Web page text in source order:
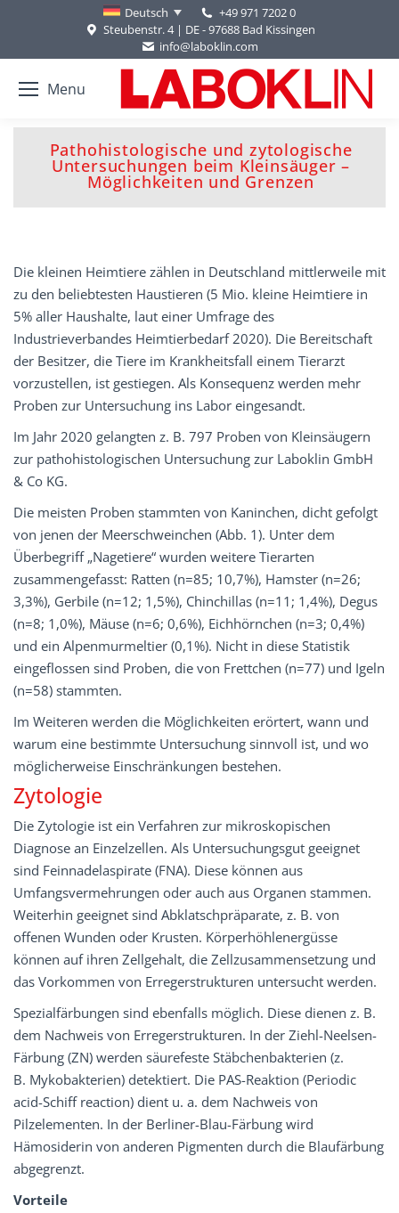
Deutsch
+49 971 7202 0
Steubenstr. 4 | DE - 97688 Bad Kissingen
info@laboklin.com
Menu
Pathohistologische und zytologische
Untersuchungen beim Kleinsäuger –
Möglichkeiten und Grenzen
Sie befinden sich hier:
Die kleinen Heimtiere zählen in Deutschland mittlerweile mit
zu den beliebtesten Haustieren (5 Mio. kleine Heimtiere in
5% aller Haushalte, laut einer Umfrage des
Industrieverbandes Heimtierbedarf 2020). Die Bereitschaft
der Besitzer, die Tiere im Krankheitsfall einem Tierarzt
vorzustellen, ist gestiegen. Als Konsequenz werden mehr
Proben zur Untersuchung ins Labor eingesandt.
Im Jahr 2020 gelangten z. B. 797 Proben von Kleinsäugern
zur pathohistologischen Untersuchung zur Laboklin GmbH
& Co KG.
Die meisten Proben stammten von Kaninchen, dicht gefolgt
von jenen der Meerschweinchen (Abb. 1). Unter dem
Überbegriff „Nagetiere“ wurden weitere Tierarten
zusammengefasst: Ratten (n=85; 10,7%), Hamster (n=26;
3,3%), Gerbile (n=12; 1,5%), Chinchillas (n=11; 1,4%), Degus
(n=8; 1,0%), Mäuse (n=6; 0,6%), Eichhörnchen (n=3; 0,4%)
und ein Alpenmurmeltier (0,1%). Nicht in diese Statistik
eingeflossen sind Proben, die von Frettchen (n=77) und Igeln
(n=58) stammten.
Im Weiteren werden die Möglichkeiten erörtert, wann und
warum eine bestimmte Untersuchung sinnvoll ist, und wo
möglicherweise Einschränkungen bestehen.
Zytologie
Die Zytologie ist ein Verfahren zur mikroskopischen
Diagnose an Einzelzellen. Als Untersuchungsgut geeignet
sind Feinnadelaspirate (FNA). Diese können aus
Umfangsvermehrungen oder auch aus Organen stammen.
Weiterhin geeignet sind Abklatschpräparate, z. B. von
offenen Wunden oder Krusten. Körperhöhlenergüsse
können auf ihren Zellgehalt, die Zellzusammensetzung und
das Vorkommen von Erregerstrukturen untersucht werden.
Spezialfärbungen sind ebenfalls möglich. Diese dienen z. B.
dem Nachweis von Erregerstrukturen. In der Ziehl-Neelsen-
Färbung (ZN) werden säurefeste Stäbchenbakterien (z.
B. Mykobakterien) detektiert. Die PAS-Reaktion (Periodic
acid-Schiff reaction) dient u. a. dem Nachweis von
Pilzelementen. In der Berliner-Blau-Färbung wird
Hämosiderin von anderen Pigmenten durch die Blaufärbung
abgegrenzt.
Vorteile